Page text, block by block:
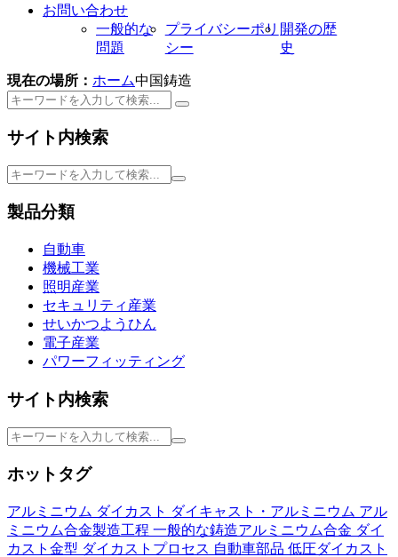
お問い合わせ
一般的な
問題
プライバシーポリ
シー
開発の歴
史
現在の場所： ホーム中国鋳造
サイト内検索
製品分類
自動車
機械工業
照明産業
セキュリティ産業
せいかつようひん
電子産業
パワーフィッティング
サイト内検索
ホットタグ
アルミニウム ダイカスト ダイキャスト・アルミニウム アル
ミニウム合金製造工程 一般的な鋳造アルミニウム合金 ダイ
カスト金型 ダイカストプロセス 自動車部品 低圧ダイカスト